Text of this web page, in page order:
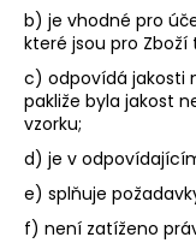
b) je vhodné pro
které jsou pro
c) odpovídá jakosti
pakliže byla jakost
vzorku;
d) je v
e) splňuje
f) není zatíženo